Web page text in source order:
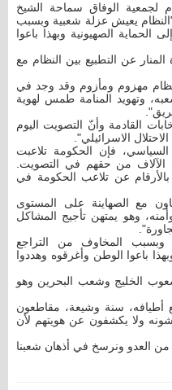
لجمعية الوفاق سماحة الشيخ
يعيش عزلة شعبية وبسبب
الحماية الصهيونية وبهذا باعوا
عن التطبيع بين النظام مع
مهزوم ومأزوم وقد وجد في
وتهويد المنامة طمس لهوية
القادمة وأنّ التصويت اليوم
الاسرائيلي".
السياسي، فإن الحكومة تلاعبت
الآلاف من حقهم في التصويت.
عن تلاعب الحكومة في
مع الصهاينة على المستوى
وهو يمتهن تأجيج المشاكل
وبسبب المخاوف من التراجع
باعوا الوطن وأغرقوه وهددوا
الخليج وشعب البحرين وهو
سنة وشيعة، مقاطعون
ولا يكشفون عن هويتهم لأن
من العدو ونرسخ في أذهان شعبنا